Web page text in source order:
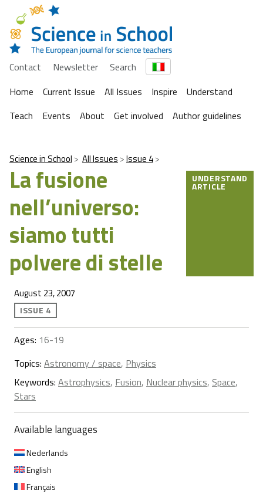
Contact Newsletter
Search
Home
Current Issue All Issues Inspire
Understand
Teach
Events About Get involved Author guidelines
Science in School All Issues Issue 4
La fusione
nell’universo:
siamo tutti
polvere di stelle
UNDERSTAND
ARTICLE
August 23, 2007
ISSUE 4
Ages: 16-19
Topics: Astronomy / space, Physics
Keywords: Astrophysics, Fusion, Nuclear physics, Space,
Stars
Available languages
Nederlands
English
Français